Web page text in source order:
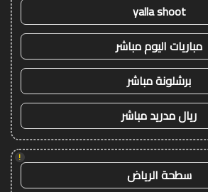
yalla shoot
مباريات اليوم مباشر
برشلونة مباشر
ريال مدريد مباشر
!
سطحة الرياض